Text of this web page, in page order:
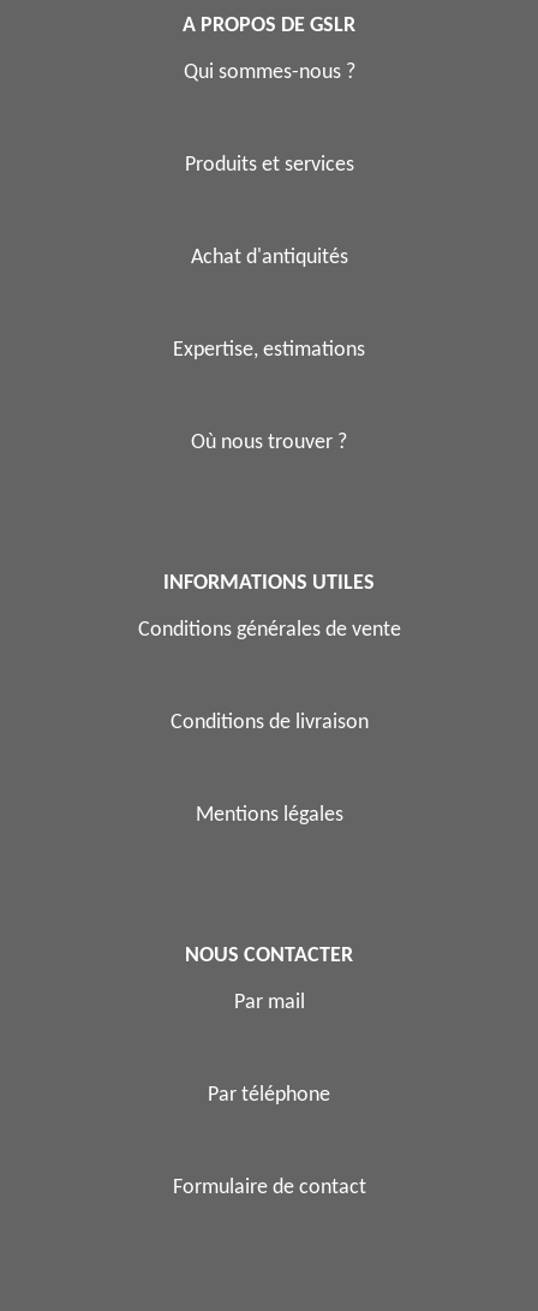
A PROPOS DE GSLR
Qui sommes-nous ?
Produits et services
Achat d'antiquités
Expertise, estimations
Où nous trouver ?
INFORMATIONS UTILES
Conditions générales de vente
Conditions de livraison
Mentions légales
NOUS CONTACTER
Par mail
Par téléphone
Formulaire de contact